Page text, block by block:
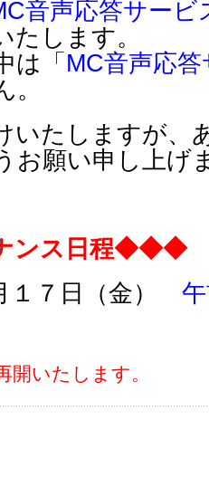
音声応答サービ
たします。
は 「MC音声応
いたしますが、
お願い申し上げ
ンス日程◆◆◆
７日（金）
午
開いたします。